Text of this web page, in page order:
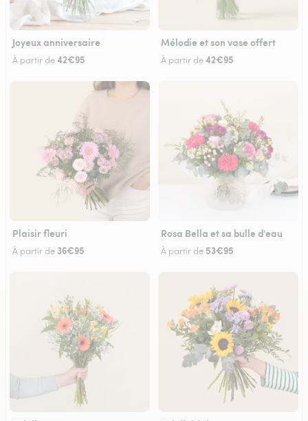
Joyeux anniversaire
À partir de42€95
Mélodie et son vase offert
À partir de42€95
Plaisir fleuri
À partir de 36€95
Rosa Bella et sa bulle d'eau
À partir de 53€95